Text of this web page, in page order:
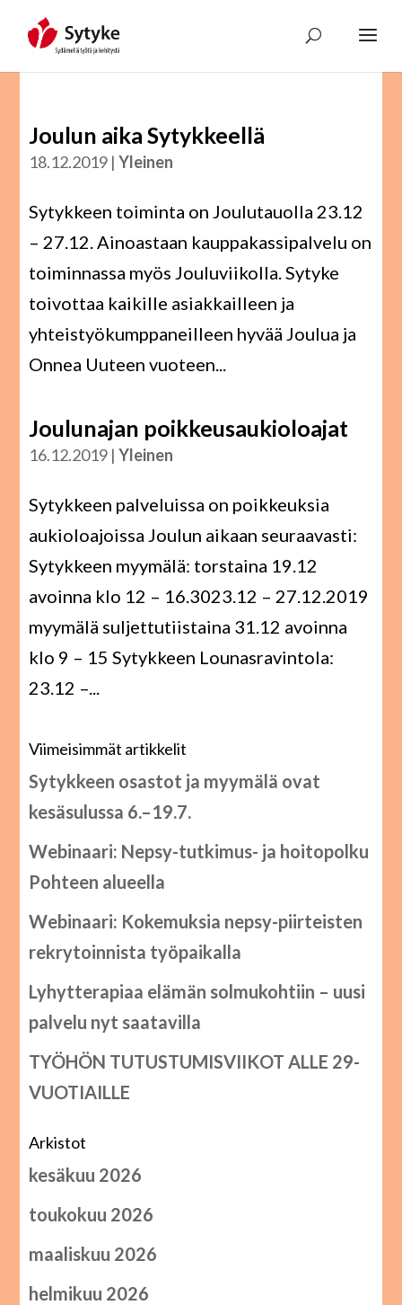
content
Joulun aika Sytykkeellä
18.12.2019 |Yleinen
Sytykkeen toiminta on Joulutauolla 23.12
– 27.12. Ainoastaan kauppakassipalvelu on
toiminnassa myös Jouluviikolla. Sytyke
toivottaa kaikille asiakkailleen ja
yhteistyökumppaneilleen hyvää Joulua ja
Onnea Uuteen vuoteen...
Joulunajan poikkeusaukioloajat
16.12.2019 |Yleinen
Sytykkeen palveluissa on poikkeuksia
aukioloajoissa Joulun aikaan seuraavasti:
Sytykkeen myymälä: torstaina 19.12
avoinna klo 12 – 16.3023.12 – 27.12.2019
myymälä suljettutiistaina 31.12 avoinna
klo 9 – 15 Sytykkeen Lounasravintola:
23.12 –...
Viimeisimmät artikkelit
Sytykkeen osastot ja myymälä ovat
kesäsulussa 6.–19.7.
Webinaari: Nepsy-tutkimus- ja hoitopolku
Pohteen alueella
Webinaari: Kokemuksia nepsy-piirteisten
rekrytoinnista työpaikalla
Lyhytterapiaa elämän solmukohtiin – uusi
palvelu nyt saatavilla
TYÖHÖN TUTUSTUMISVIIKOT ALLE 29-
VUOTIAILLE
Arkistot
kesäkuu 2026
toukokuu 2026
maaliskuu 2026
helmikuu 2026